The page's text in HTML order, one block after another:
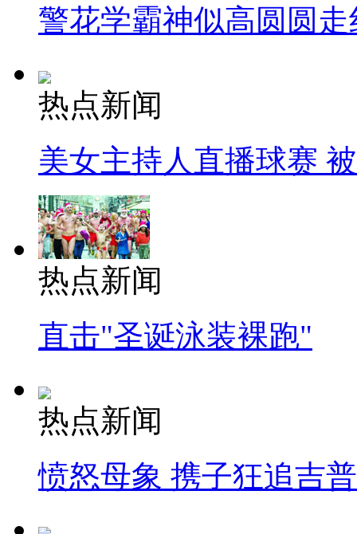
警花学霸神似高圆圆走
热点新闻
美女主持人直播球赛
热点新闻
直击"圣诞泳装裸跑"
热点新闻
愤怒母象 携子狂追吉